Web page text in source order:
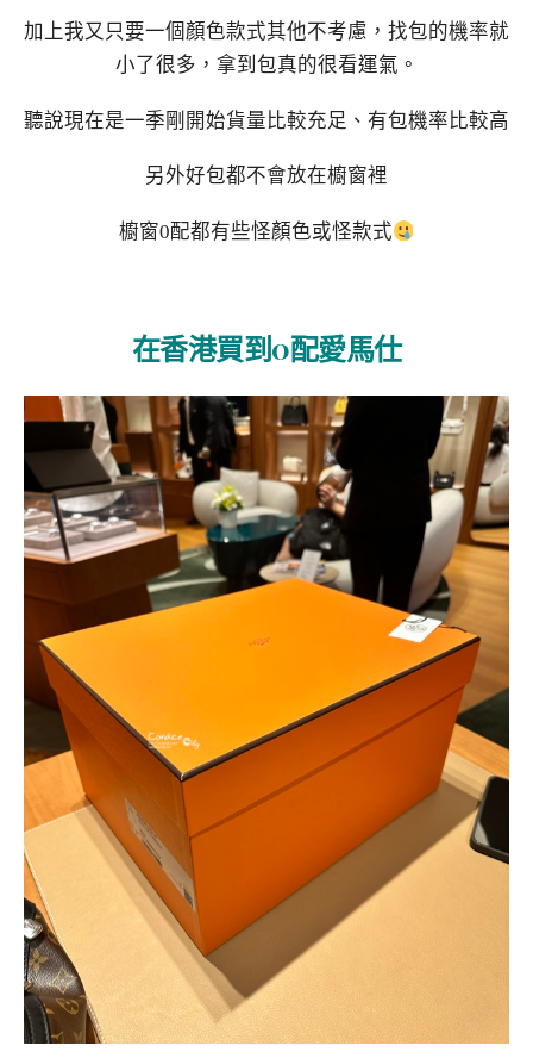
加上我又只要一個顏色款式其他不考慮，找包的機率就
小了很多，拿到包真的很看運氣。
聽說現在是一季剛開始貨量比較充足、有包機率比較高
另外好包都不會放在櫥窗裡
櫥窗0配都有些怪顏色或怪款式
在香港買到0配愛馬仕